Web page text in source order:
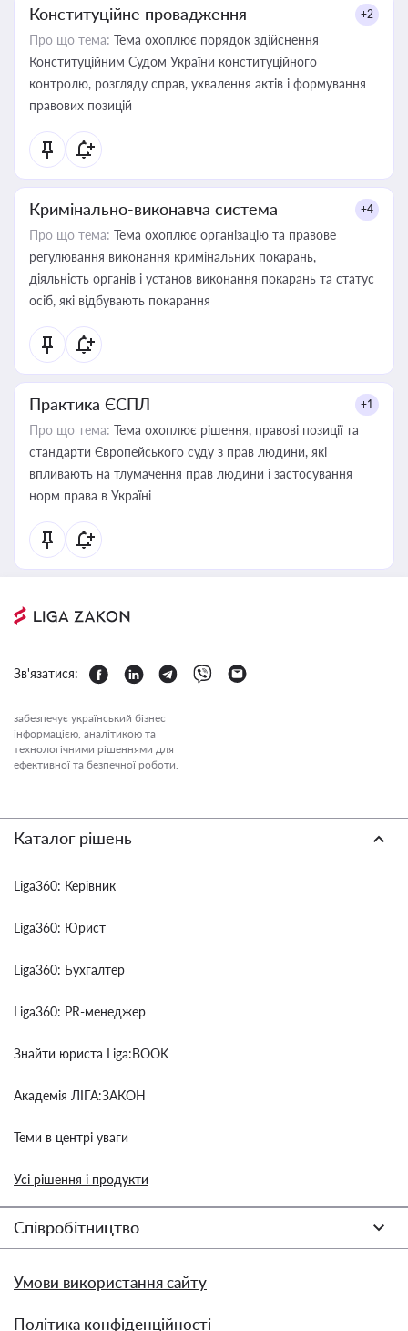
Конституційне провадження +2
Про що тема: Тема охоплює порядок здійснення
Конституційним Судом України конституційного
контролю, розгляду справ, ухвалення актів і формування
правових позицій
Кримінально-виконавча система +4
Про що тема: Тема охоплює організацію та правове
регулювання виконання кримінальних покарань,
діяльність органів і установ виконання покарань та статус
осіб, які відбувають покарання
Практика ЄСПЛ +1
Про що тема: Тема охоплює рішення, правові позиції та
стандарти Європейського суду з прав людини, які
впливають на тлумачення прав людини і застосування
норм права в Україні
Зв'язатися:
забезпечує український бізнес
інформацією, аналітикою та
технологічними рішеннями для
ефективної та безпечної роботи.
Каталог рішень
Liga360: Керівник
Liga360: Юрист
Liga360: Бухгалтер
Liga360: PR-менеджер
Знайти юриста Liga:BOOK
Академія ЛІГА:ЗАКОН
Теми в центрі уваги
Усі рішення і продукти
Співробітництво
Умови використання сайту
Політика конфіденційності